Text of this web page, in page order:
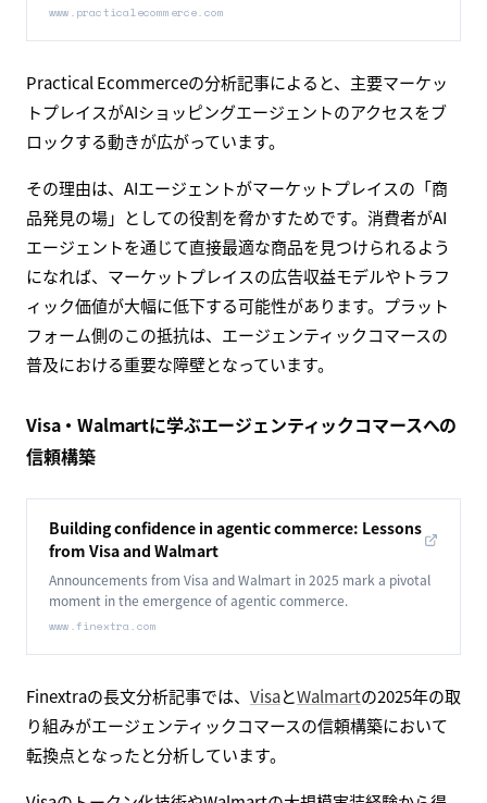
www.practicalecommerce.com
Practical Ecommerceの分析記事によると、主要マーケッ
トプレイスがAIショッピングエージェントのアクセスをブ
ロックする動きが広がっています。
その理由は、AIエージェントがマーケットプレイスの「商
品発見の場」としての役割を脅かすためです。消費者がAI
エージェントを通じて直接最適な商品を見つけられるよう
になれば、マーケットプレイスの広告収益モデルやトラフ
ィック価値が大幅に低下する可能性があります。プラット
フォーム側のこの抵抗は、エージェンティックコマースの
普及における重要な障壁となっています。
Visa・Walmartに学ぶエージェンティックコマースへの
信頼構築
Building confidence in agentic commerce: Lessons
from Visa and Walmart
Announcements from Visa and Walmart in 2025 mark a pivotal
moment in the emergence of agentic commerce.
www.finextra.com
Finextraの長文分析記事では、 VisaとWalmartの2025年の取
り組みがエージェンティックコマースの信頼構築において
転換点となったと分析しています。